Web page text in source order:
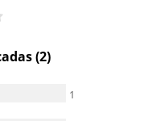
(2)
1